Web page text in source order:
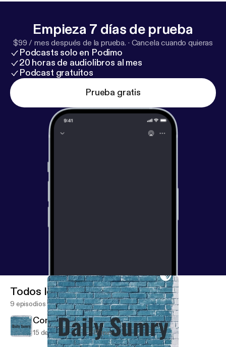
Empieza 7 días de prueba
$99 / mes después de la prueba. · Cancela cuando quieras
Podcasts solo en Podimo
20 horas de audiolibros al mes
Podcast gratuitos
Prueba gratis
Todos los episodios
9 episodios
Communism=Bad, Egg Drop=Good
15 de feb de 2019 17 min